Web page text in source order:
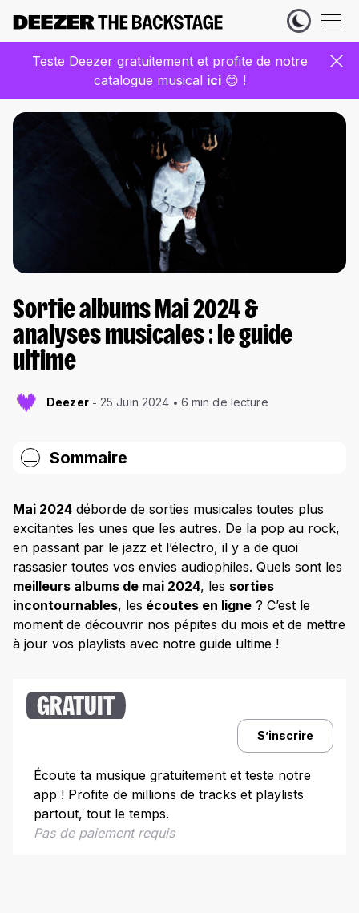
Teste Deezer gratuitement et profite de notre
catalogue musical ici 😊 !
Sortie albums Mai 2024 &
analyses musicales : le guide
ultime
Deezer 25 Juin 2024 6 min de lecture
Sommaire
Albums les plus attendus par genre
Rock et Pop : sorties de mai 2024
Électro et Expérimental : meilleur album
Jazz et Classique : sortie de mai 2024
World et Fusion
Metal et Heavy
Meilleurs albums vinyles 2024 pour collectionneurs
Influences et innovations musicales de mai 2024
Mai 2024 déborde de sorties musicales toutes plus
excitantes les unes que les autres. De la pop au rock,
en passant par le jazz et l’électro, il y a de quoi
rassasier toutes vos envies audiophiles. Quels sont les
meilleurs albums de mai 2024, les sorties
incontournables, les écoutes en ligne ? C’est le
moment de découvrir nos pépites du mois et de mettre
à jour vos playlists avec notre guide ultime !
GRATUIT
S’inscrire
Écoute ta musique gratuitement et teste notre
app ! Profite de millions de tracks et playlists
partout, tout le temps.
Pas de paiement requis